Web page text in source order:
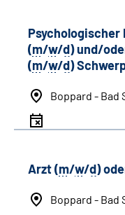
(m/w/d) und/
(m/w/d)
Boppard - Bad
Arzt (m/w/d)
Boppard - Bad